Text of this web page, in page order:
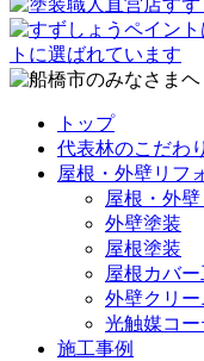
トップ
代表林のこだわり
屋根・外壁リフ
屋根・外
外壁塗装
屋根塗装
屋根カバ
外壁クリ
光触媒コ
施工事例